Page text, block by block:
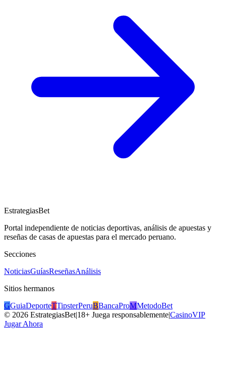
EstrategiasBet
Portal independiente de noticias deportivas, análisis de apuestas y
reseñas de casas de apuestas para el mercado peruano.
Secciones
NoticiasGuíasReseñasAnálisis
Sitios hermanos
GGuiaDeporteTTipsterPeruBBancaProMMetodoBet
© 2026 EstrategiasBet|18+ Juega responsablemente|CasinoVIP
Jugar Ahora